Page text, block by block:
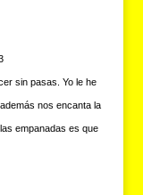
sin pasas. Yo le he
nos encanta la
empanadas es que